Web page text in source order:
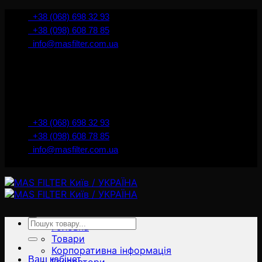
İçeriğe+38 (068) 698 32 93
+38 (098) 608 78 85
info@masfilter.com.ua
+38 (068) 698 32 93
+38 (098) 608 78 85
info@masfilter.com.ua
Головна
Товари
Корпоративна інформація
Ara:
Ваш кабінет